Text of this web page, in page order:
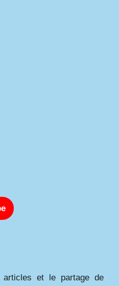
et le partage de